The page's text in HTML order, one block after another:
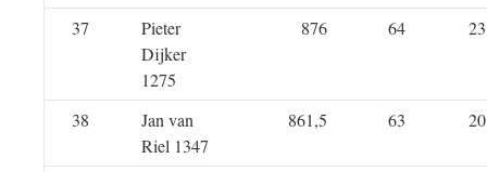
37
Pieter
Dijker
1275
876 64 23
38
Jan van
Riel 1347
861,5 63 20